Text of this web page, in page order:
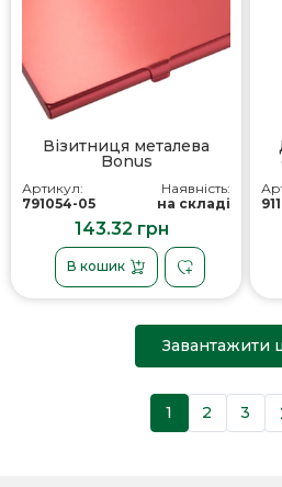
Візитниця металева
Bonus
Артикул:
791054-05
Наявність:
на складі
143.32 грн
В кошик
Завантажити
1 2 3